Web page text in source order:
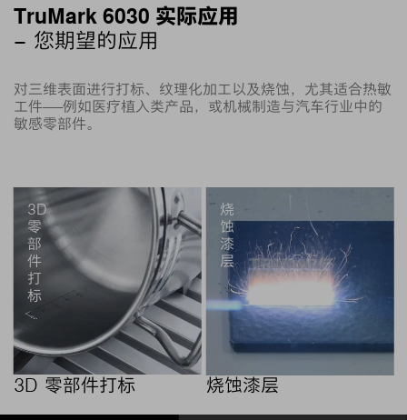
TruMark 6030 实际应用
– 您期望的应用
对三维表面进行打标、纹理化加工以及烧蚀，尤其适合热敏
工件——例如医疗植入类产品，或机械制造与汽车行业中的
敏感零部件。
3D
零
部
件
打
标
3D 零部件打标
烧
蚀
漆
层
烧蚀漆层